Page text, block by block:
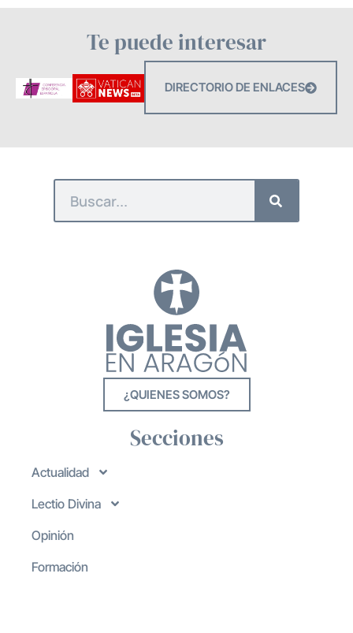
Te puede interesar
DIRECTORIO DE ENLACES
¿QUIENES SOMOS?
Secciones
Actualidad
Lectio Divina
Opinión
Formación